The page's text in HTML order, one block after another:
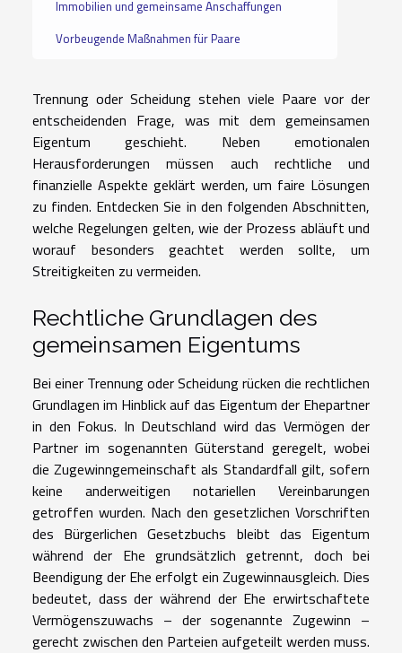
Immobilien und gemeinsame Anschaffungen
Vorbeugende Maßnahmen für Paare
Trennung oder Scheidung stehen viele Paare vor der
entscheidenden Frage, was mit dem gemeinsamen
Eigentum geschieht. Neben emotionalen
Herausforderungen müssen auch rechtliche und
finanzielle Aspekte geklärt werden, um faire Lösungen
zu finden. Entdecken Sie in den folgenden Abschnitten,
welche Regelungen gelten, wie der Prozess abläuft und
worauf besonders geachtet werden sollte, um
Streitigkeiten zu vermeiden.
Rechtliche Grundlagen des
gemeinsamen Eigentums
Bei einer Trennung oder Scheidung rücken die rechtlichen
Grundlagen im Hinblick auf das Eigentum der Ehepartner
in den Fokus. In Deutschland wird das Vermögen der
Partner im sogenannten Güterstand geregelt, wobei
die Zugewinngemeinschaft als Standardfall gilt, sofern
keine anderweitigen notariellen Vereinbarungen
getroffen wurden. Nach den gesetzlichen Vorschriften
des Bürgerlichen Gesetzbuchs bleibt das Eigentum
während der Ehe grundsätzlich getrennt, doch bei
Beendigung der Ehe erfolgt ein Zugewinnausgleich. Dies
bedeutet, dass der während der Ehe erwirtschaftete
Vermögenszuwachs – der sogenannte Zugewinn –
gerecht zwischen den Parteien aufgeteilt werden muss.